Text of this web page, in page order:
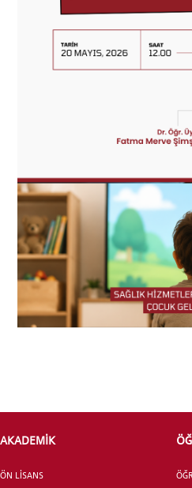
ADAY
INTERNATIONAL
ADAYLARI
AKADEMİK
ÖN LİSANS